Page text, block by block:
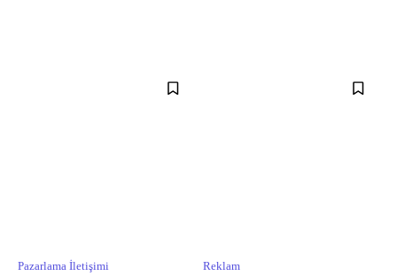
Pazarlama İletişimi Reklam